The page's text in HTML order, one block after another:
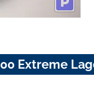
Extreme